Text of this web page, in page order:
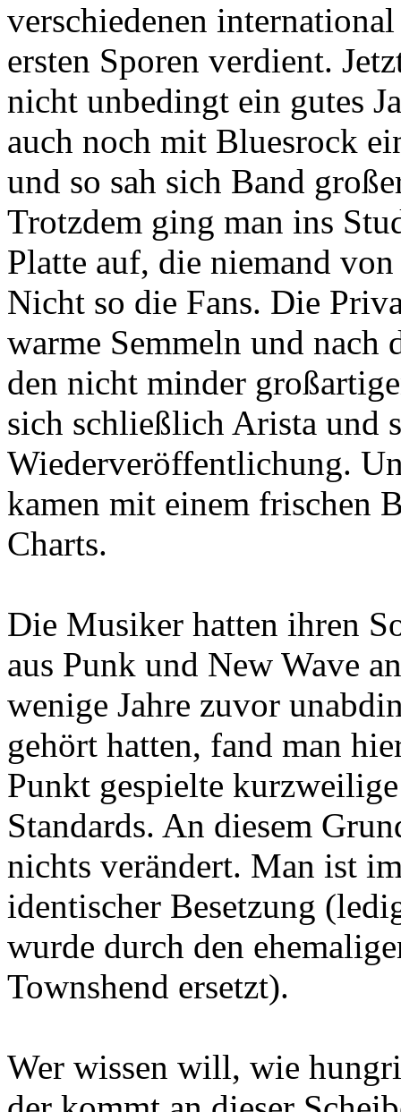
verschiedenen
ersten Sporen verdient.
nicht unbedingt ein gutes
auch noch mit Bluesrock
und so sah sich Band
Trotzdem ging man ins
Platte auf, die niemand
Nicht so die Fans. Die
warme Semmeln und nach
den nicht minder
sich schließlich Arista und
Wiederveröffentlichung.
kamen mit einem frischen
Charts.
Die Musiker hatten ihren
aus Punk und New Wave
wenige Jahre zuvor
gehört hatten, fand man
Punkt gespielte
Standards. An diesem
nichts verändert. Man ist
identischer Besetzung
wurde durch den
Townshend ersetzt).
Wer wissen will, wie